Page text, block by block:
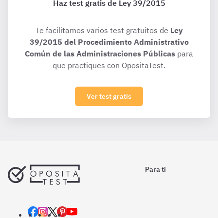
Haz test gratis de Ley 39/2015
Te facilitamos varios test gratuitos de Ley
39/2015 del Procedimiento Administrativo
Común de las Administraciones Públicas para
que practiques con OpositaTest.
Ver test gratis
Para ti